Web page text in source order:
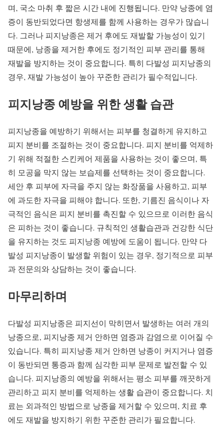
며, 국소 마취 후 짧은 시간 내에 진행됩니다. 만약 낭종에 염
증이 동반되었다면 항생제를 함께 사용하는 경우가 많습니
다. 그러나 피지낭종은 제거 후에도 재발할 가능성이 있기
때문에, 낭종을 제거한 후에도 정기적인 피부 관리를 통해
재발을 방지하는 것이 중요합니다. 특히 다발성 피지낭종의
경우, 재발 가능성이 높아 꾸준한 관리가 필수적입니다.
피지낭종 예방을 위한 생활 습관
피지낭종을 예방하기 위해서는 피부를 청결하게 유지하고
피지 분비를 조절하는 것이 중요합니다. 피지 분비를 억제하
기 위해 적절한 스킨케어 제품을 사용하는 것이 좋으며, 특
히 모공을 막지 않는 보습제를 선택하는 것이 중요합니다.
세안 후 피부에 자극을 주지 않는 화장품을 사용하고, 피부
에 과도한 자극을 피해야 합니다. 또한, 기름진 음식이나 자
극적인 음식은 피지 분비를 촉진할 수 있으므로 이러한 음식
은 피하는 것이 좋습니다. 규칙적인 생활습관과 건강한 식단
을 유지하는 것도 피지낭종 예방에 도움이 됩니다. 만약 다
발성 피지낭종이 발생할 위험이 있는 경우, 정기적으로 피부
과 전문의와 상담하는 것이 좋습니다.
마무리하며
다발성 피지낭종은 피지선이 막히면서 발생하는 여러 개의
낭종으로, 피지낭종 제거 안하면 염증과 감염으로 이어질 수
있습니다. 특히 피지낭종 제거 안하면 낭종이 커지거나 염증
이 동반되면 통증과 함께 심각한 피부 문제로 발전할 수 있
습니다. 피지낭종의 예방을 위해서는 평소 피부를 깨끗하게
관리하고 피지 분비를 억제하는 생활 습관이 중요합니다. 치
료는 외과적인 방법으로 낭종을 제거할 수 있으며, 치료 후
에도 재발을 방지하기 위한 꾸준한 관리가 필요합니다.